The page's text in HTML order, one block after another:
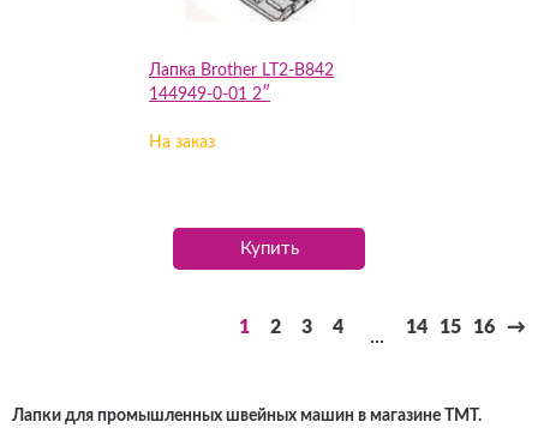
Лапка Brother LT2-B842
144949-0-01 2″
На заказ
Купить
1 2 3 4 … 14 15 16 →
Лапки для промышленных швейных машин в магазине ТМТ.